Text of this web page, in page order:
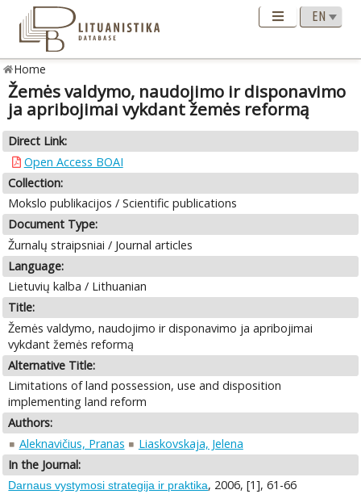
Home
Žemės valdymo, naudojimo ir disponavimo
ja apribojimai vykdant žemės reformą
Direct Link:
Open Access BOAI
Collection:
Mokslo publikacijos / Scientific publications
Document Type:
Žurnalų straipsniai / Journal articles
Language:
Lietuvių kalba / Lithuanian
Title:
Žemės valdymo, naudojimo ir disponavimo ja apribojimai
vykdant žemės reformą
Alternative Title:
Limitations of land possession, use and disposition
implementing land reform
Authors:
Aleknavičius, Pranas
Liaskovskaja, Jelena
In the Journal:
Darnaus vystymosi strategija ir praktika, 2006, [1], 61-66